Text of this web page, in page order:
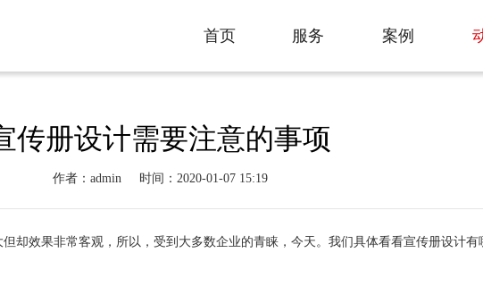
首页
服务
案例
传册设计需要注意的事项
作者：admin 时间：2020-01-07 15:19
却效果非常客观，所以，受到大多数企业的青睐，今天。我们具体看看宣传册设计有